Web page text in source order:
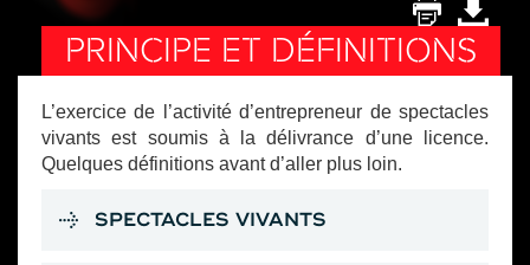
PRINCIPE ET DÉFINITIONS
L’exercice de l’activité d’entrepreneur de spectacles
vivants est soumis à la délivrance d’une licence.
Quelques définitions avant d’aller plus loin.
SPECTACLES VIVANTS